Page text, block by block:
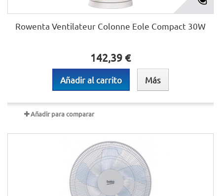
Rowenta Ventilateur Colonne Eole Compact 30W
142,39 €
Añadir al carrito Más
Añadir para comparar